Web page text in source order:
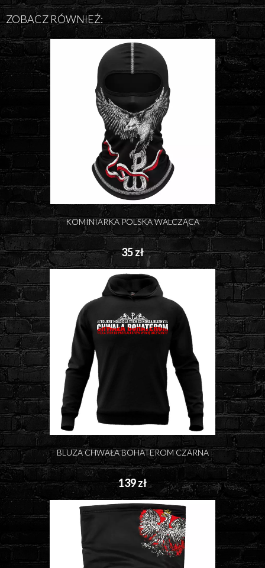
ZOBACZ RÓWNIEŻ:
KOMINIARKA POLSKA WALCZĄCA
35 zł
BLUZA CHWAŁA BOHATEROM CZARNA
139 zł